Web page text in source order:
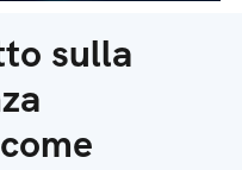
sulla